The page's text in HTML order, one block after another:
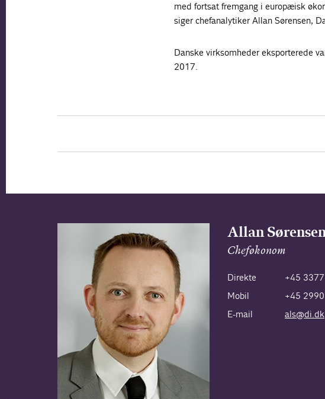
med fortsat fremgang i europæisk
siger chefanalytiker Allan Sørensen,
Danske virksomheder eksporterede
2017.
Allan
Cheføkonom
Direkte
+45
Mobil
+45
E-mail
als@di.dk